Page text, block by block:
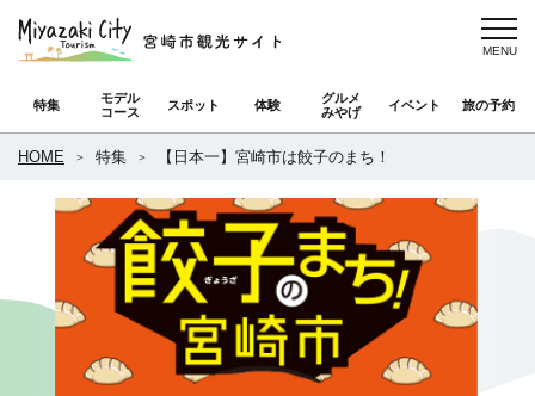
特集
モデル
コース
スポット 体験
グルメ
みやげ
イベント 旅の予約
HOME 特集 【日本一】宮崎市は餃子のまち！